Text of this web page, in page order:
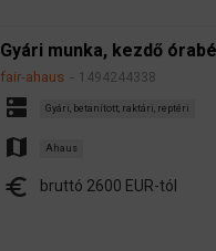
Gyári munka, kezdő
fair-ahaus 1494244338
dns Gyári, betanított, raktári, reptéri
map Ahaus
euro bruttó 2600 EUR-tól